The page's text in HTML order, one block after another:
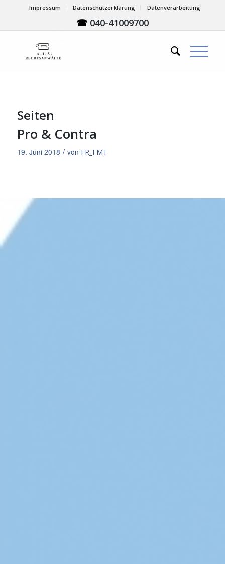
Impressum Datenschutzerklärung Datenverarbeitung
☎ 040-41009700
Seiten
Pro & Contra
19. Juni 2018 / von FR_FMT